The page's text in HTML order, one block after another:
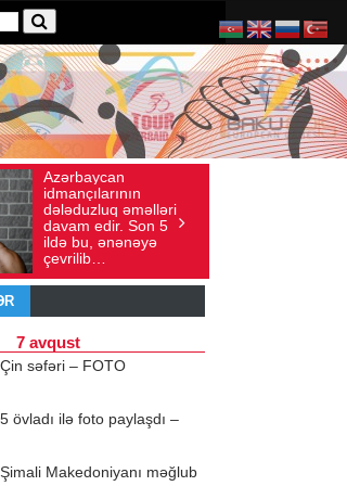
Ad gününü vətənində
qeyd etməsə də,
ürəyi hər zaman
doğma yurdu ilə
döyünür
Baxış sayı: 238
30, 2026
7 avqust
Çin səfəri – FOTO
5 övladı ilə foto paylaşdı –
Şimali Makedoniyanı məğlub